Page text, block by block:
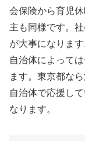
会保険から育児
主も同様です。
が大事になりま
自治体によって
ます。東京都な
自治体で応援し
なります。